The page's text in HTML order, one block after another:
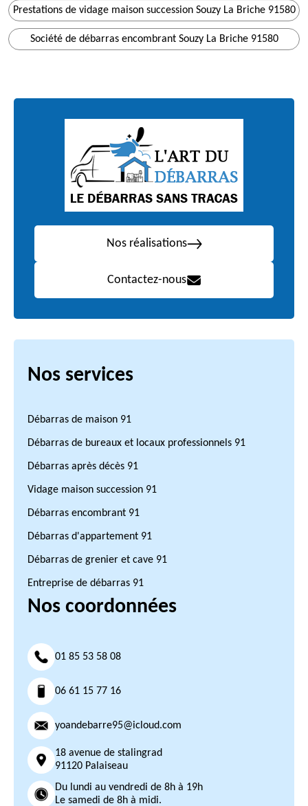
Prestations de vidage maison succession Souzy La Briche 91580
Société de débarras encombrant Souzy La Briche 91580
Nos réalisations
Contactez-nous
Nos services
Débarras de maison 91
Débarras de bureaux et locaux professionnels 91
Débarras après décès 91
Vidage maison succession 91
Débarras encombrant 91
Débarras d'appartement 91
Débarras de grenier et cave 91
Entreprise de débarras 91
Nos coordonnées
01 85 53 58 08
06 61 15 77 16
yoandebarre95@icloud.com
18 avenue de stalingrad
91120 Palaiseau
Du lundi au vendredi de 8h à 19h
Le samedi de 8h à midi.